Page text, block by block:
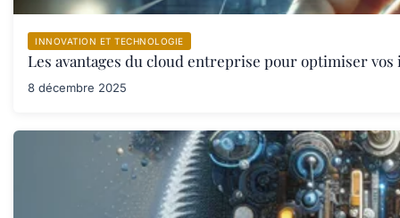
INNOVATION ET TECHNOLOGIE
Les avantages du cloud entreprise pour optimiser
8 décembre 2025